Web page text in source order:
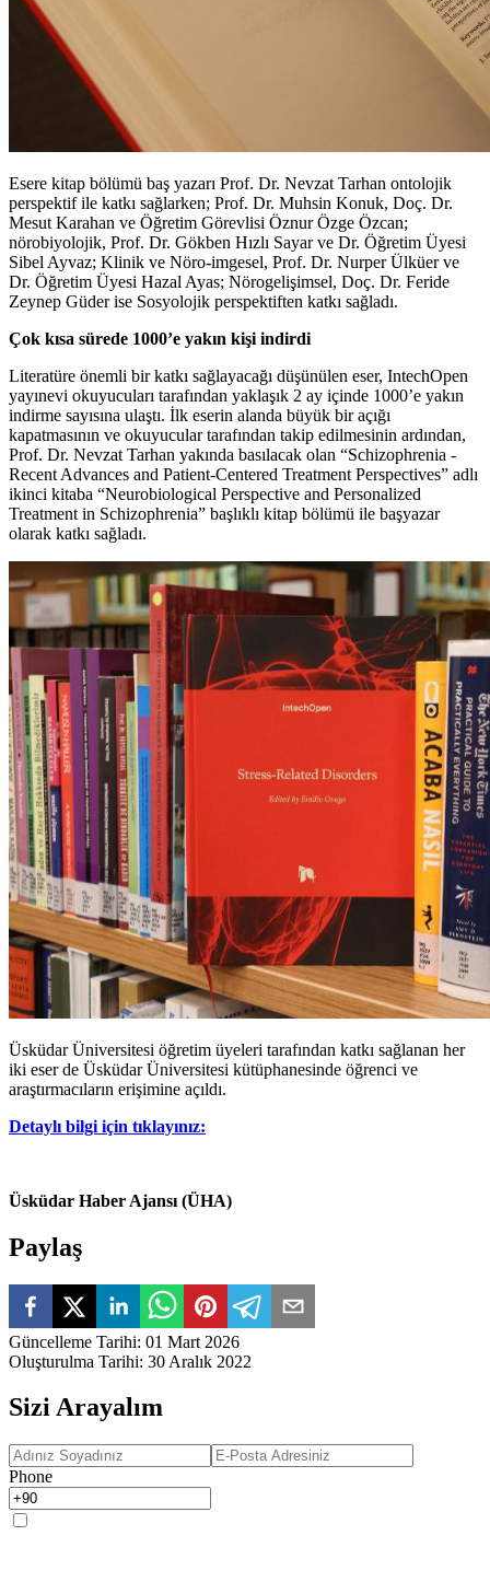
Esere kitap bölümü baş yazarı Prof. Dr. Nevzat Tarhan ontolojik
perspektif ile katkı sağlarken; Prof. Dr. Muhsin Konuk, Doç. Dr.
Mesut Karahan ve Öğretim Görevlisi Öznur Özge Özcan;
nörobiyolojik, Prof. Dr. Gökben Hızlı Sayar ve Dr. Öğretim Üyesi
Sibel Ayvaz; Klinik ve Nöro-imgesel, Prof. Dr. Nurper Ülküer ve
Dr. Öğretim Üyesi Hazal Ayas; Nörogelişimsel, Doç. Dr. Feride
Zeynep Güder ise Sosyolojik perspektiften katkı sağladı.
Çok kısa sürede 1000’e yakın kişi indirdi
Literatüre önemli bir katkı sağlayacağı düşünülen eser, IntechOpen
yayınevi okuyucuları tarafından yaklaşık 2 ay içinde 1000’e yakın
indirme sayısına ulaştı. İlk eserin alanda büyük bir açığı
kapatmasının ve okuyucular tarafından takip edilmesinin ardından,
Prof. Dr. Nevzat Tarhan yakında basılacak olan “Schizophrenia -
Recent Advances and Patient-Centered Treatment Perspectives” adlı
ikinci kitaba “Neurobiological Perspective and Personalized
Treatment in Schizophrenia” başlıklı kitap bölümü ile başyazar
olarak katkı sağladı.
Üsküdar Üniversitesi öğretim üyeleri tarafından katkı sağlanan her
iki eser de Üsküdar Üniversitesi kütüphanesinde öğrenci ve
araştırmacıların erişimine açıldı.
Detaylı bilgi için tıklayınız:
Üsküdar Haber Ajansı (ÜHA)
Paylaş
Güncelleme Tarihi: 01 Mart 2026
Oluşturulma Tarihi: 30 Aralık 2022
Sizi Arayalım
Phone